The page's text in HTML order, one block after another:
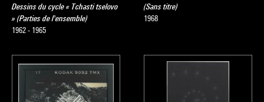
Dessins du cycle « Tchasti tselovo
» (Parties de l'ensemble)
1962 - 1965
(Sans titre)
1968